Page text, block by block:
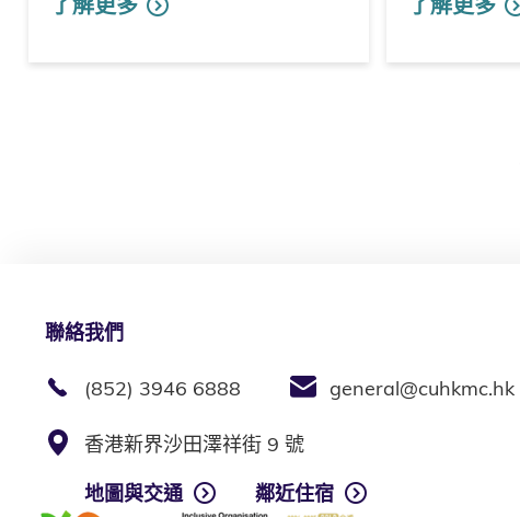
聯絡我們
(852) 3946 6888 general@cuhkmc.hk
香港新界沙田澤祥街 9 號
地圖與交通
鄰近住宿